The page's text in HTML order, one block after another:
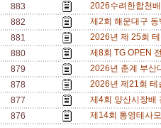
883
2026수려한합천
882
제2회 해운대구
881
2026년 제 25회
880
제8회 TG OPEN
879
2026년 춘계 부
878
2026년 제21회
877
제4회 양산시장배
876
제14회 통영테사